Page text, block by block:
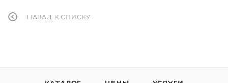
НАЗАД К СПИСКУ